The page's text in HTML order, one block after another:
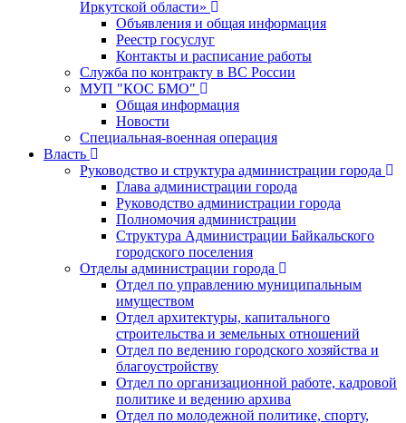
Иркутской области»
Объявления и общая информация
Реестр госуслуг
Контакты и расписание работы
Служба по контракту в ВС России
МУП "КОС БМО"
Общая информация
Новости
Специальная-военная операция
Власть
Руководство и структура администрации города
Глава администрации города
Руководство администрации города
Полномочия администрации
Структура Администрации Байкальского
городского поселения
Отделы администрации города
Отдел по управлению муниципальным
имуществом
Отдел архитектуры, капитального
строительства и земельных отношений
Отдел по ведению городского хозяйства и
благоустройству
Отдел по организационной работе, кадровой
политике и ведению архива
Отдел по молодежной политике, спорту,